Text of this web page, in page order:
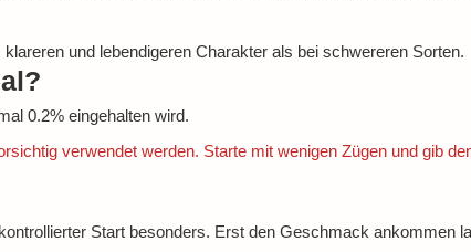
und lebendigeren Charakter als bei schwereren Sorten.
0.2% eingehalten wird.
verwendet werden. Starte mit wenigen Zügen und gib
Start besonders. Erst den Geschmack ankommen